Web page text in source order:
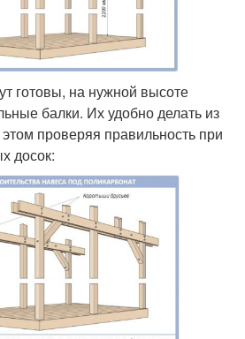
готовы, на нужной высоте
балки. Их удобно делать из
проверяя правильность при
досок: